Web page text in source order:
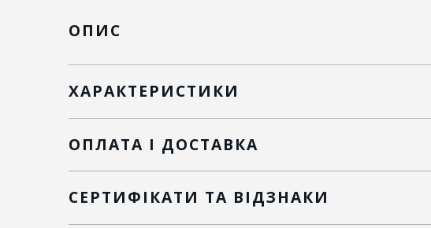
ОПИС
ХАРАКТЕРИСТИКИ
ОПЛАТА І ДОСТАВКА
СЕРТИФІКАТИ ТА ВІДЗНАКИ